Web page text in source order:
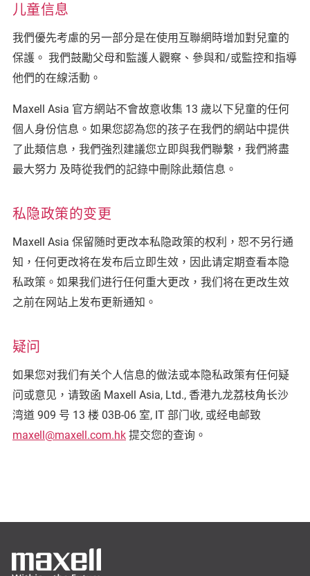
儿童信息
我們優先考慮的另一部分是在使用互聯網時增加對兒童的
保護。 我們鼓勵父母和監護人觀察、參與和/或監控和指導
他們的在線活動。
Maxell Asia 官方網站不會故意收集 13 歲以下兒童的任何
個人身份信息。如果您認為您的孩子在我們的網站中提供
了此類信息，我們強烈建議您立即與我們聯繫，我們將盡
最大努力 及時從我們的記錄中刪除此類信息。
私隐政策的变更
Maxell Asia 保留随时更改本私隐政策的权利，恕不另行通
知，任何更改将在发布后立即生效，因此请定期查看本隐
私政策。如果我们进行任何重大更改，我们将在更改生效
之前在网站上发布更新通知。
疑问
如果您对我们有关个人信息的做法或本隐私政策有任何疑
问或意见，请致函 Maxell Asia, Ltd., 香港九龙荔枝角长沙
湾道 909 号 13 楼 03B-06 室, IT 部门收, 或经电邮致
maxell@maxell.com.hk 提交您的查询。